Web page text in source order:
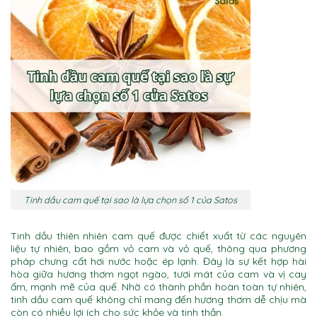
Tinh dầu cam quế tại sao là lựa chọn số 1 của Satos
Tinh dầu thiên nhiên cam quế được chiết xuất từ các nguyên
liệu tự nhiên, bao gồm vỏ cam và vỏ quế, thông qua phương
pháp chưng cất hơi nước hoặc ép lạnh. Đây là sự kết hợp hài
hòa giữa hương thơm ngọt ngào, tươi mát của cam và vị cay
ấm, mạnh mẽ của quế. Nhờ có thành phần hoàn toàn tự nhiên,
tinh dầu cam quế không chỉ mang đến hương thơm dễ chịu mà
còn có nhiều lợi ích cho sức khỏe và tinh thần.